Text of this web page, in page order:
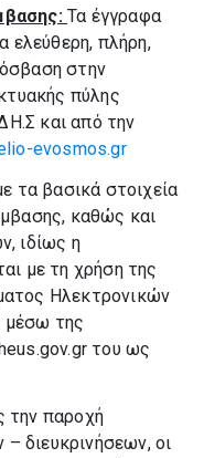
Τα έγγραφα
ελεύθερη, πλήρη,
στην
πύλης
και από την
evosmos.gr
τα βασικά στοιχεία
καθώς και
ιδίως η
με τη χρήση της
Ηλεκτρονικών
της
του ως
την παροχή
διευκρινήσεων, οι